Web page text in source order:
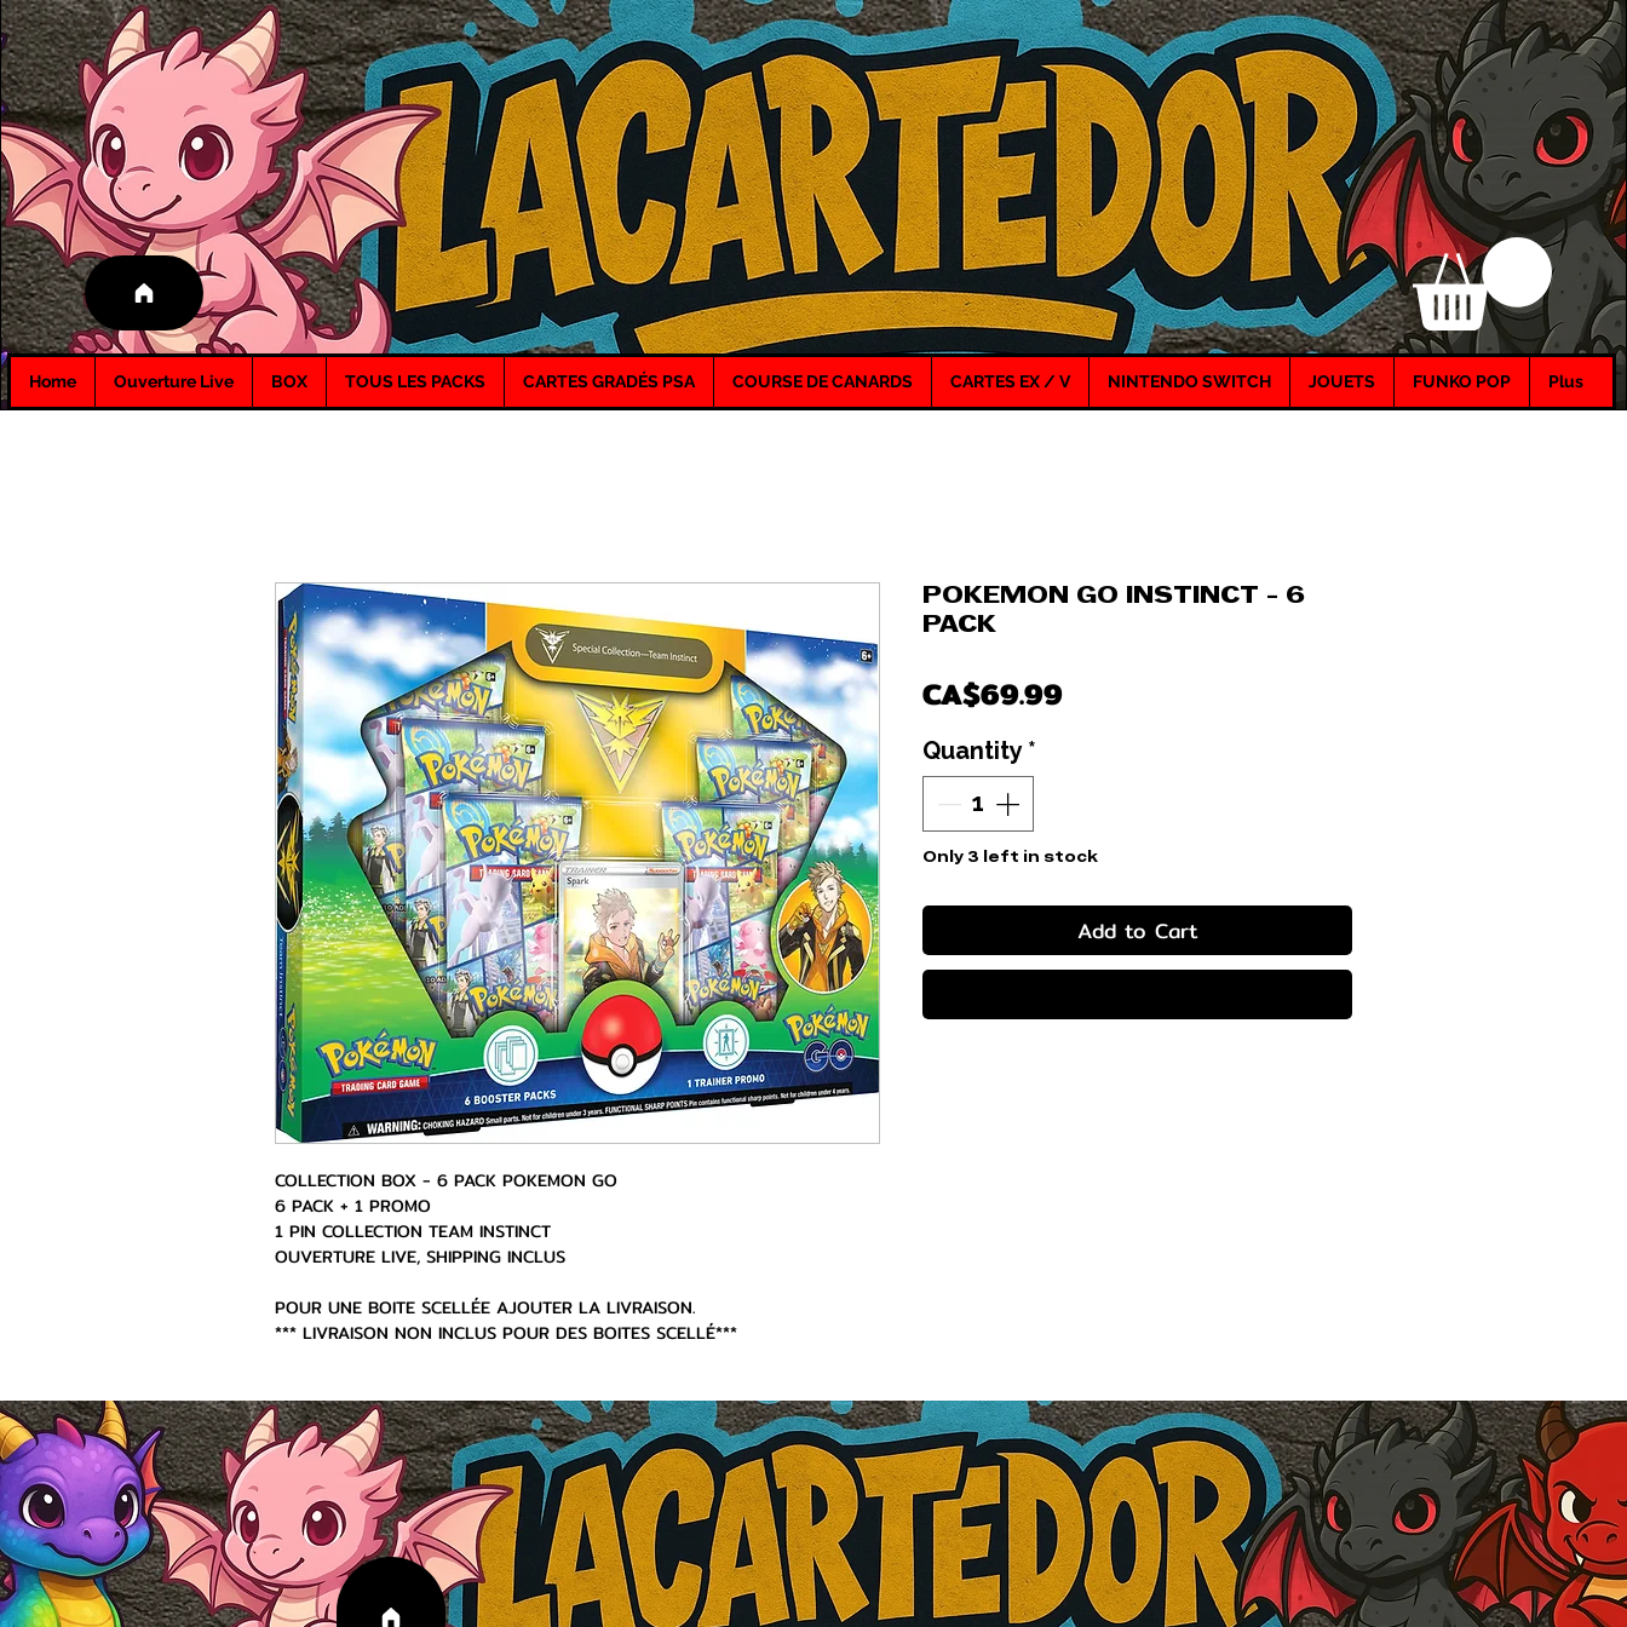
Home Ouverture Live BOX TOUS LES PACKS CARTES GRADÉS PSA COURSE DE CANARDS CARTES EX / V NINTENDO SWITCH JOUETS FUNKO POP Plus
COLLECTION BOX - 6 PACK POKEMON GO
6 PACK + 1 PROMO
1 PIN COLLECTION TEAM INSTINCT
OUVERTURE LIVE, SHIPPING INCLUS
POUR UNE BOITE SCELLÉE AJOUTER LA LIVRAISON.
*** LIVRAISON NON INCLUS POUR DES BOITES SCELLÉ***
POKEMON GO INSTINCT - 6
PACK
CA$69.99Price
Quantity *
Only 3 left in stock
Add to Cart